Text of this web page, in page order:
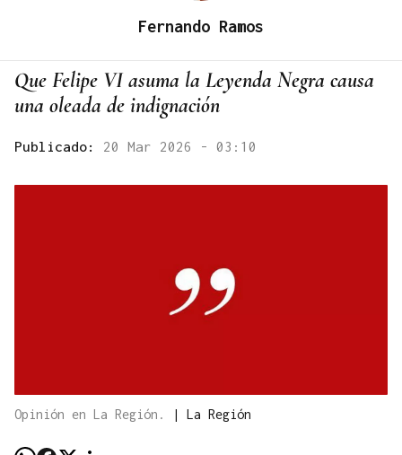
Fernando Ramos
Que Felipe VI asuma la Leyenda Negra causa
una oleada de indignación
Publicado: 20 Mar 2026 - 03:10
Opinión en La Región. | La Región